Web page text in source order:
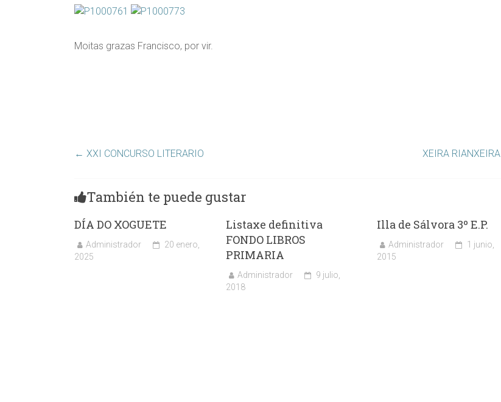
Moitas grazas Francisco, por vir.
← XXI CONCURSO LITERARIO XEIRA RIANXEIRA
También te puede gustar
DÍA DO XOGUETE
Administrador
20 enero,
2025
Listaxe definitiva
FONDO LIBROS
PRIMARIA
Administrador
9 julio,
2018
Illa de Sálvora 3º E.P.
Administrador
1 junio,
2015